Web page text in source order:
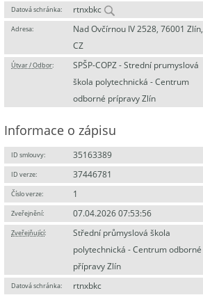
Datová schránka: rtnxbkc
Adresa:
Nad Ovčírnou IV 2528, 76001 Zlín,
CZ
Útvar / Odbor:
SPŠP-COPZ - Strední prumyslová
škola polytechnická - Centrum
odborné prípravy Zlín
Informace o zápisu
ID smlouvy: 35163389
ID verze: 37446781
Číslo verze: 1
Zveřejnění: 07.04.2026 07:53:56
Zveřejňující:
Střední průmyslová škola
polytechnická - Centrum odborné
přípravy Zlín
Datová schránka: rtnxbkc